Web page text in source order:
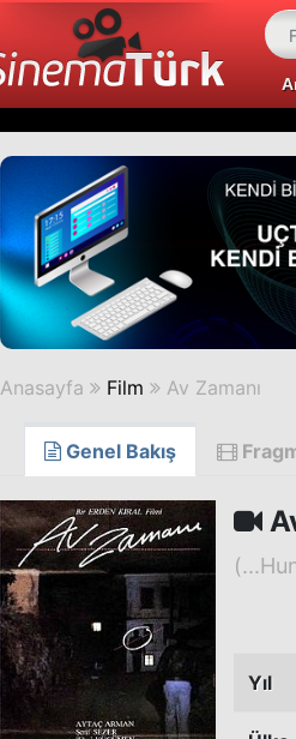
Anasayfa Film Av Zamanı
Genel Bakış
Yıl